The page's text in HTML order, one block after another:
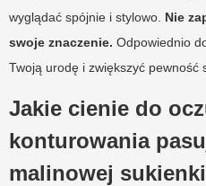
wyglądać spójnie i stylowo. Nie
swoje znaczenie. Odpowiednio
Twoją urodę i zwiększyć pewność
Jakie cienie do
konturowania
malinowej